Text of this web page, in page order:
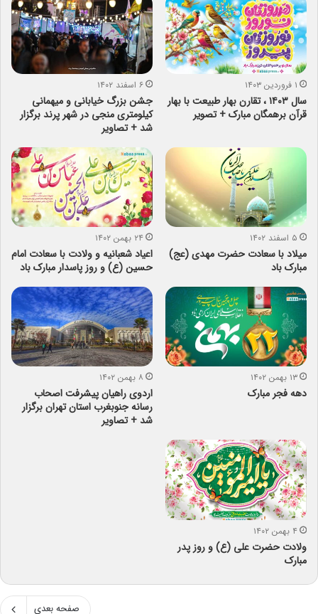
۱ فروردین ۱۴۰۳
سال ۱۴۰۳ ، تقارن بهار طبیعت با بهار
قرآن برهمگان مبارک + تصویر
۶ اسفند ۱۴۰۲
جشن بزرگ خیابانی و میهمانی
کیلومتری منجی در شهر پرند برگزار
شد + تصاویر
۵ اسفند ۱۴۰۲
میلاد با سعادت حضرت مهدی (عج)
مبارک باد
۲۴ بهمن ۱۴۰۲
اعیاد شعبانیه و ولادت با سعادت امام
حسین (ع) و روز پاسدار مبارک باد
۱۳ بهمن ۱۴۰۲
دهه فجر مبارک
۸ بهمن ۱۴۰۲
اردوی راهیان پیشرفت اصحاب
رسانه جنوبغرب استان تهران برگزار
شد + تصاویر
۴ بهمن ۱۴۰۲
ولادت حضرت علی (ع) و روز پدر
مبارک
صفحه بعدی